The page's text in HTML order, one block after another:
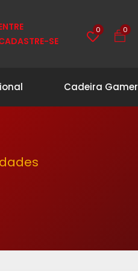
SE
0 0
Cadeira Gamer